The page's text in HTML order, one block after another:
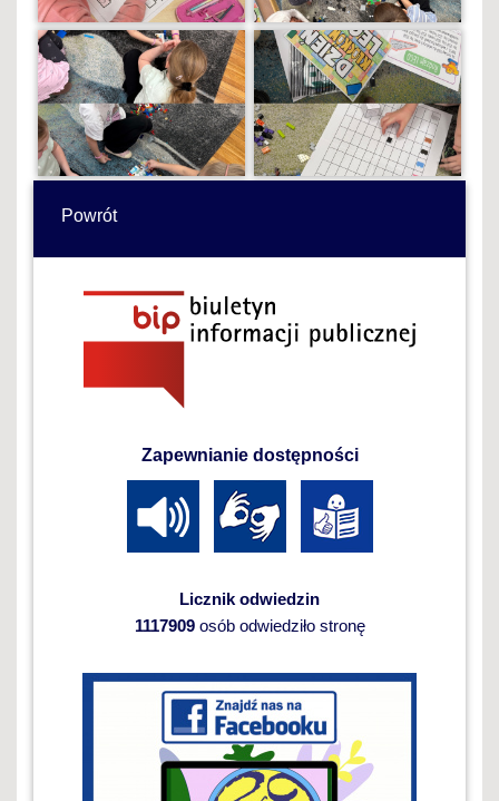
Powrót
Zapewnianie dostępności
Licznik odwiedzin
1117909osób odwiedziło stronę